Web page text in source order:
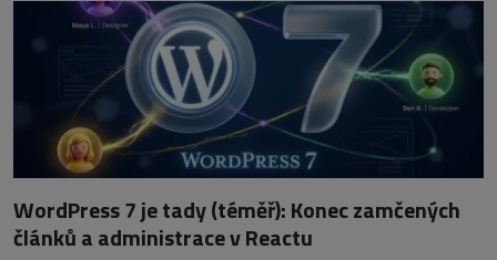
WordPress 7 je tady (téměř): Konec zamčených
článků a administrace v Reactu